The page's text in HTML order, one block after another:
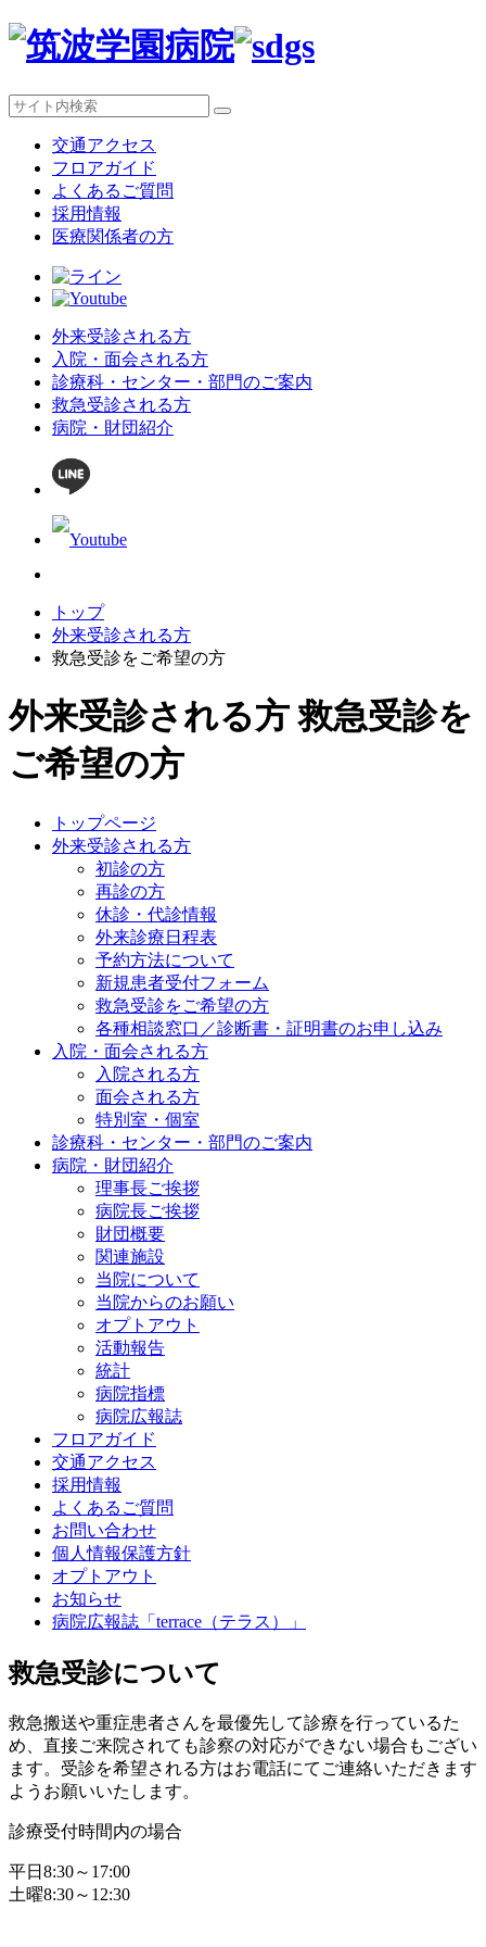
交通アクセス
フロアガイド
よくあるご質問
採用情報
医療関係者の方
外来受診される方
入院・面会される方
診療科・センター・部門のご案内
救急受診される方
病院・財団紹介
トップ
外来受診される方
救急受診をご希望の方
外来受診される方 救急受診を
ご希望の方
トップページ
外来受診される方
初診の方
再診の方
休診・代診情報
外来診療日程表
予約方法について
新規患者受付フォーム
救急受診をご希望の方
各種相談窓口／診断書・証明書のお申し込み
入院・面会される方
入院される方
面会される方
特別室・個室
診療科・センター・部門のご案内
病院・財団紹介
理事長ご挨拶
病院長ご挨拶
財団概要
関連施設
当院について
当院からのお願い
オプトアウト
活動報告
統計
病院指標
病院広報誌
フロアガイド
交通アクセス
採用情報
よくあるご質問
お問い合わせ
個人情報保護方針
オプトアウト
お知らせ
病院広報誌「terrace（テラス）」
救急受診について
救急搬送や重症患者さんを最優先して診療を行っているた
め、直接ご来院されても診察の対応ができない場合もござい
ます。受診を希望される方はお電話にてご連絡いただきます
ようお願いいたします。
診療受付時間内の場合
平日8:30～17:00
土曜8:30～12:30